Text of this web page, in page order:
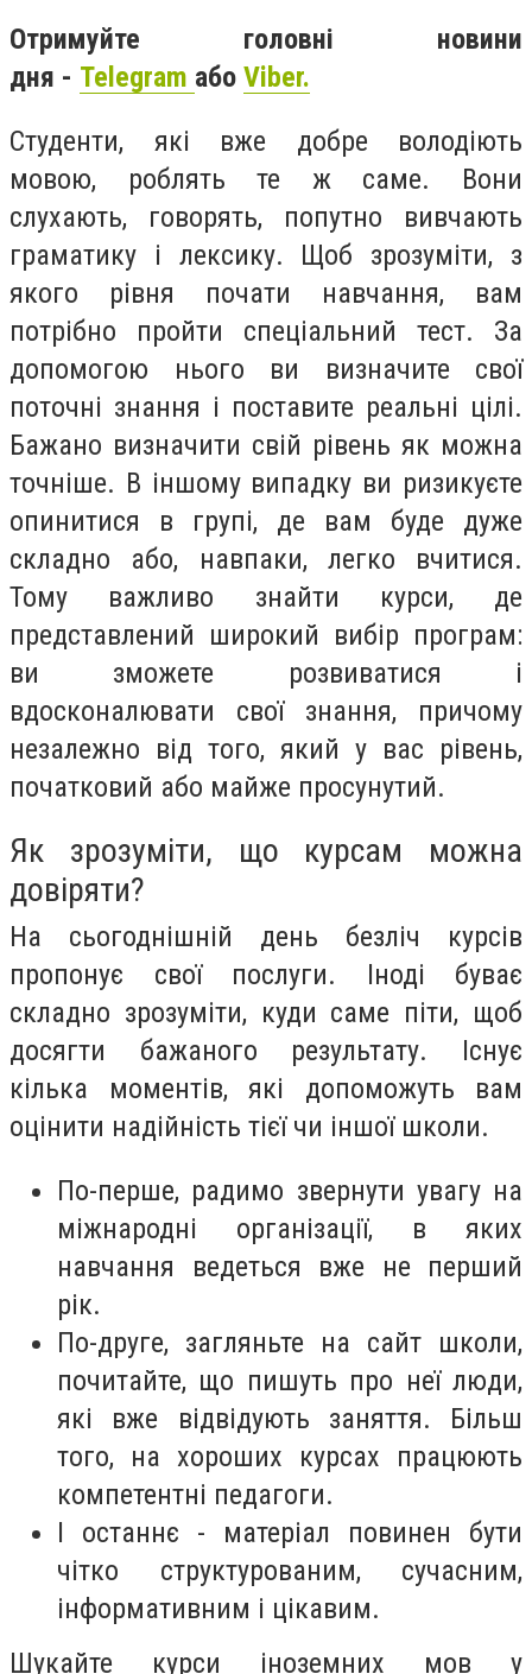
Отримуйте головні новини
дня - Telegram або Viber.
Студенти, які вже добре володіють
мовою, роблять те ж саме. Вони
слухають, говорять, попутно вивчають
граматику і лексику. Щоб зрозуміти, з
якого рівня почати навчання, вам
потрібно пройти спеціальний тест. За
допомогою нього ви визначите свої
поточні знання і поставите реальні цілі.
Бажано визначити свій рівень як можна
точніше. В іншому випадку ви ризикуєте
опинитися в групі, де вам буде дуже
складно або, навпаки, легко вчитися.
Тому важливо знайти курси, де
представлений широкий вибір програм:
ви зможете розвиватися і
вдосконалювати свої знання, причому
незалежно від того, який у вас рівень,
початковий або майже просунутий.
Як зрозуміти, що курсам можна
довіряти?
На сьогоднішній день безліч курсів
пропонує свої послуги. Іноді буває
складно зрозуміти, куди саме піти, щоб
досягти бажаного результату. Існує
кілька моментів, які допоможуть вам
оцінити надійність тієї чи іншої школи.
По-перше, радимо звернути увагу на
міжнародні організації, в яких
навчання ведеться вже не перший
рік.
По-друге, загляньте на сайт школи,
почитайте, що пишуть про неї люди,
які вже відвідують заняття. Більш
того, на хороших курсах працюють
компетентні педагоги.
І останнє - матеріал повинен бути
чітко структурованим, сучасним,
інформативним і цікавим.
Шукайте курси іноземних мов у